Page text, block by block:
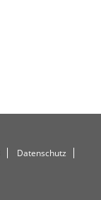
Datenschutz